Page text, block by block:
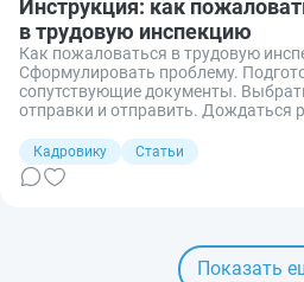
Инструкция: как
в трудовую инспекцию
Как пожаловаться в трудовую
Сформулировать проблему.
сопутствующие документы.
отправки и отправить. Дождаться
действий работодателя в
Кадровику
Статьи
Показать